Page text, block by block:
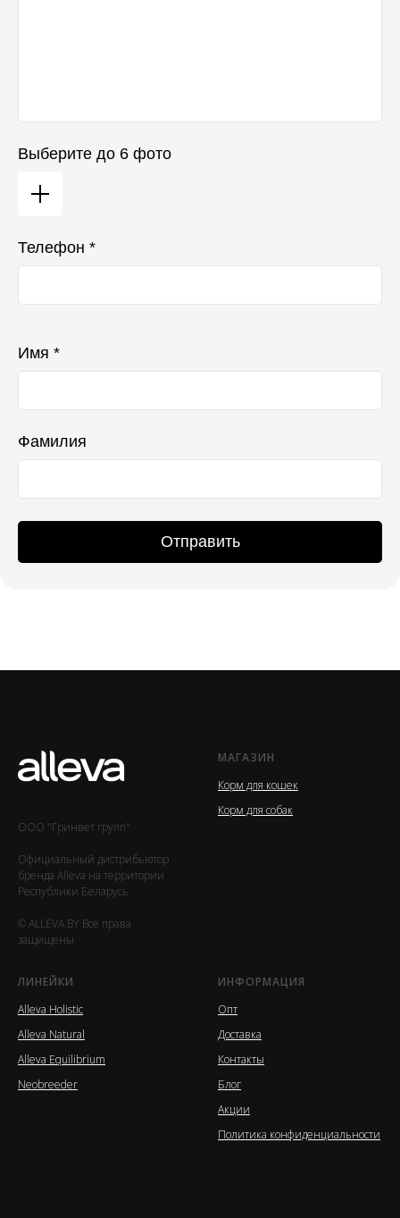
Выберите до 6 фото
Телефон *
Имя *
Фамилия
Отправить
ООО "Гринвет групп"
Официальный дистрибьютор
бренда Alleva на территории
Республики Беларусь
© ALLEVA.BY Все права
защищены
МАГАЗИН
Корм для кошек
Корм для собак
ЛИНЕЙКИ
Alleva Holistic
Alleva Natural
Alleva Equilibrium
Neobreeder
ИНФОРМАЦИЯ
Опт
Доставка
Контакты
Блог
Акции
Политика конфиденциальности